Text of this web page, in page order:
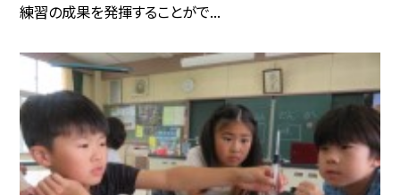
練習の成果を発揮することがで...